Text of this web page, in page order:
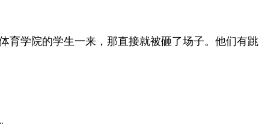
育学院的学生一来，那直接就被砸了场子。他们有跳